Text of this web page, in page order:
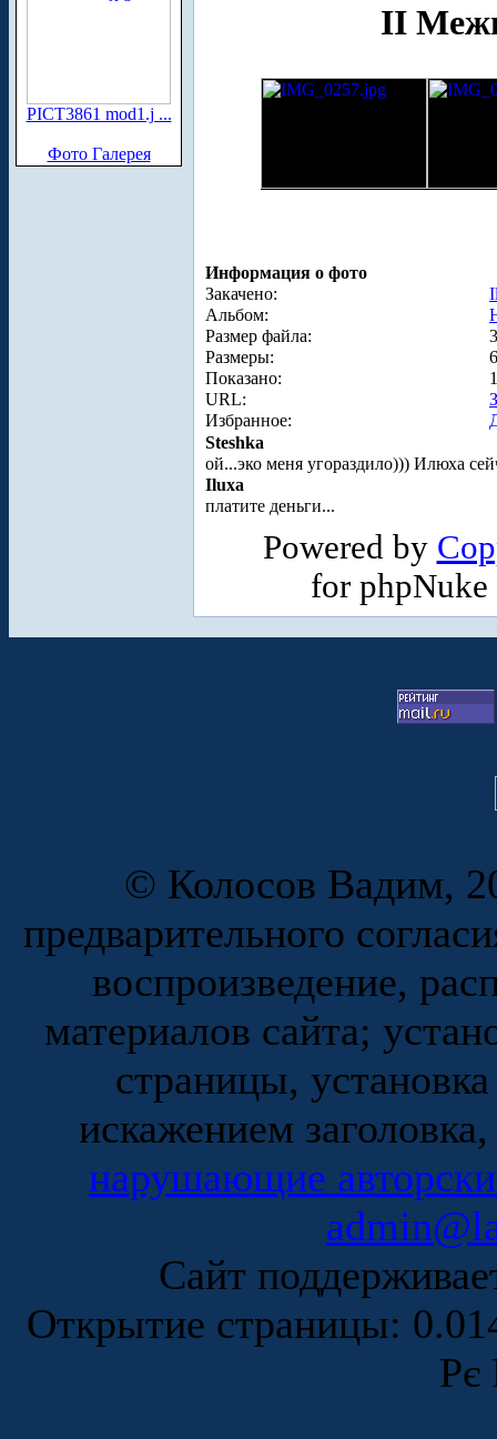
PICT3861 mod1.j ...
Фото Галерея
II
Информация о фото
Закачено:
Альбом:
Размер файла:
Размеры:
Показано:
URL:
Избранное:
Steshka
ой...эко меня угораздило))) Илюха
Iluxa
платите деньги...
Powered by
for
© Колосов Вадим,
предварительного
воспроизведение,
материалов сайта;
страницы,
искажением
нарушающие
Сайт
Открытие страницы:
Рє